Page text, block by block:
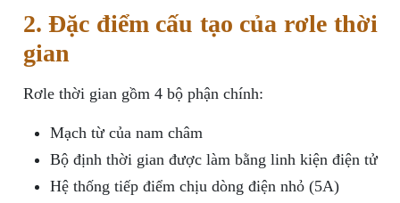
2. Đặc điểm cấu tạo của rơle thời
gian
Rơle thời gian gồm 4 bộ phận chính:
Mạch từ của nam châm
Bộ định thời gian được làm bằng linh kiện điện tử
Hệ thống tiếp điểm chịu dòng điện nhỏ (5A)